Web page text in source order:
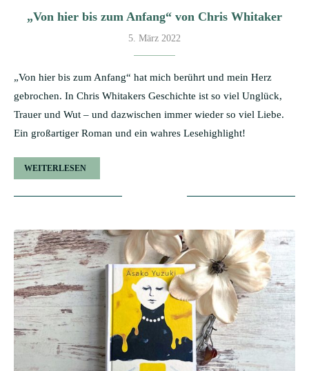
„Von hier bis zum Anfang“ von Chris Whitaker
5. März 2022
„Von hier bis zum Anfang“ hat mich berührt und mein Herz
gebrochen. In Chris Whitakers Geschichte ist so viel Unglück,
Trauer und Wut – und dazwischen immer wieder so viel Liebe.
Ein großartiger Roman und ein wahres Lesehighlight!
WEITERLESEN